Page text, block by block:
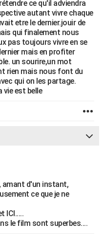
ce qu'il adviendra
autant vivre chaque
etre le dernier.jouir de
qui finalement nous
pas toujours vivre en se
mais en profiter
un sourire,un mot
rien mais nous font du
qui on les partage.
vie est belle
amant d'un instant,
ce que je ne
ICI.....
le film sont superbes....